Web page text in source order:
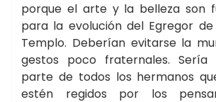
porque el arte y la belleza son
para la evolución del Egregor
Templo. Deberían evitarse la
gestos poco fraternales. Sería
parte de todos los hermanos
estén regidos por los